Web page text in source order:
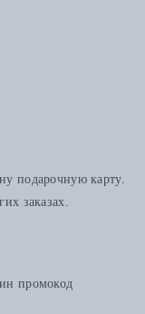
подарочную карту.
заказах.
промокод